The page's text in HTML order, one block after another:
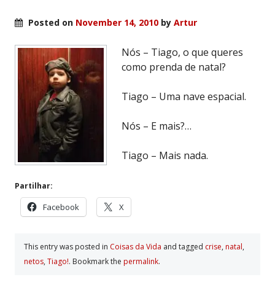
Posted on November 14, 2010 by Artur
Nós – Tiago, o que queres
como prenda de natal?
Tiago – Uma nave espacial.
Nós – E mais?…
Tiago – Mais nada.
Partilhar:
Facebook X
This entry was posted in Coisas da Vida and tagged crise, natal,
netos, Tiago!. Bookmark the permalink.